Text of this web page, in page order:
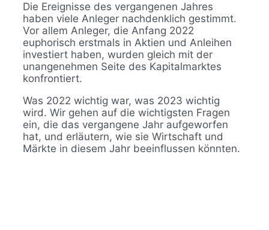
Die Ereignisse des vergangenen Jahres
haben viele Anleger nachdenklich gestimmt.
Vor allem Anleger, die Anfang 2022
euphorisch erstmals in Aktien und Anleihen
investiert haben, wurden gleich mit der
unangenehmen Seite des Kapitalmarktes
konfrontiert.
Was 2022 wichtig war, was 2023 wichtig
wird. Wir gehen auf die wichtigsten Fragen
ein, die das vergangene Jahr aufgeworfen
hat, und erläutern, wie sie Wirtschaft und
Märkte in diesem Jahr beeinflussen könnten.